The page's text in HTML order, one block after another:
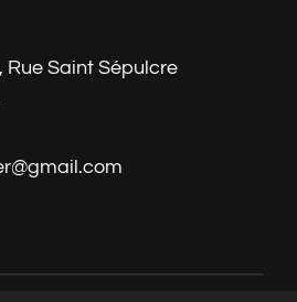
Rue Saint Sépulcre